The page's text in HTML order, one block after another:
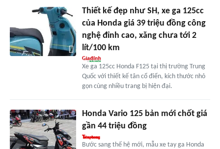
Thiết kế đẹp như SH, xe ga 125cc
của Honda giá 39 triệu đồng công
nghệ đỉnh cao, xăng chưa tới 2
lít/100 km
Xe ga 125cc Honda F125 tại thị trường Trung
Quốc với thiết kế tân cổ điển, kích thước nhỏ
gọn cùng nhiều trang bị hiện đại.
Honda Vario 125 bản mới chốt giá
gần 44 triệu đồng
Bước sang thế hệ mới, mẫu xe tay ga Honda